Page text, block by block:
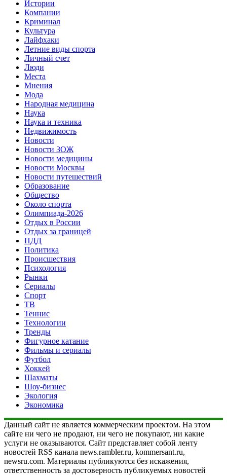
Истории
Компании
Криминал
Культура
Лайфхаки
Летние виды спорта
Личный счет
Люди
Места
Мнения
Мода
Народная медицина
Наука
Наука и техника
Недвижимость
Новости
Новости ЗОЖ
Новости медицины
Новости Москвы
Новости путешествий
Образование
Общество
Около спорта
Олимпиада-2026
Отдых в России
Отдых за границей
ПДД
Политика
Происшествия
Психология
Рынки
Сериалы
Спорт
ТВ
Теннис
Технологии
Тренды
Фигурное катание
Фильмы и сериалы
Футбол
Хоккей
Шахматы
Шоу-бизнес
Экология
Экономика
Данный сайт не является коммерческим проектом. На этом
сайте ни чего не продают, ни чего не покупают, ни какие
услуги не оказываются. Сайт представляет собой ленту
новостей RSS канала news.rambler.ru, kommersant.ru,
newsru.com. Материалы публикуются без искажения,
ответственность за достоверность публикуемых новостей